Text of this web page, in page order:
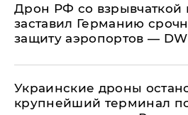
​Дрон РФ со взрывчаткой
заставил Германию
защиту аэропортов — DW
Украинские дроны
крупнейший терминал